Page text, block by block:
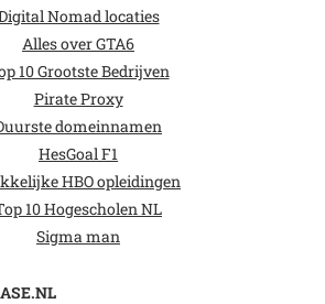
Nomad locaties
Alles over GTA6
10 Grootste Bedrijven
Pirate Proxy
domeinnamen
HesGoal F1
HBO opleidingen
10 Hogescholen NL
Sigma man